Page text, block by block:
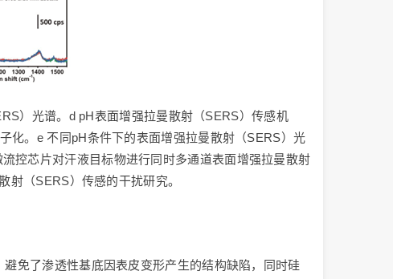
）光谱。d pH表面增强拉曼散射（SERS）传感机
化。e 不同pH条件下的表面增强拉曼散射（SERS）光
控芯片对汗液目标物进行同时多通道表面增强拉曼散射
射（SERS）传感的干扰研究。
免了渗透性基底因表皮变形产生的结构缺陷，同时硅